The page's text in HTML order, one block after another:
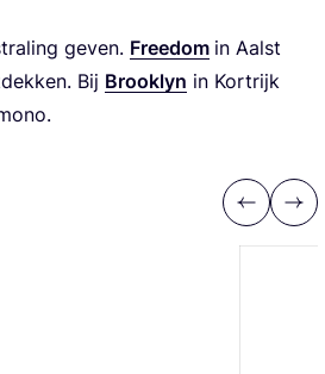
geven. Free­dom in Aalst
Bij Brook­lyn in Kort­rijk
Previous
Next